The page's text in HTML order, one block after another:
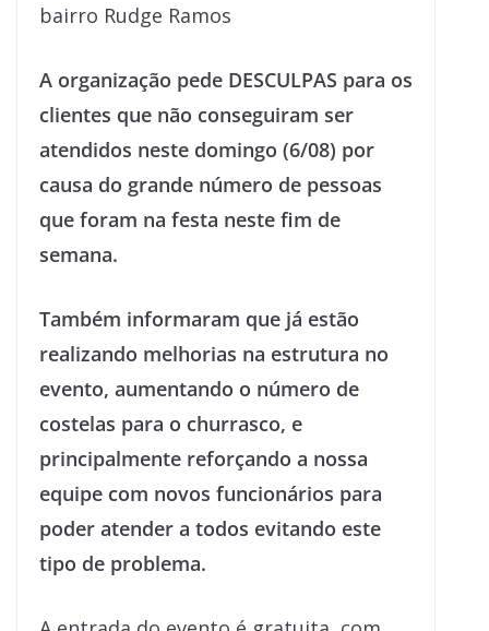
bairro Rudge Ramos
A organização pede DESCULPAS para os
clientes que não conseguiram ser
atendidos neste domingo (6/08) por
causa do grande número de pessoas
que foram na festa neste fim de
semana.
Também informaram que já estão
realizando melhorias na estrutura no
evento, aumentando o número de
costelas para o churrasco, e
principalmente reforçando a nossa
equipe com novos funcionários para
poder atender a todos evitando este
tipo de problema.